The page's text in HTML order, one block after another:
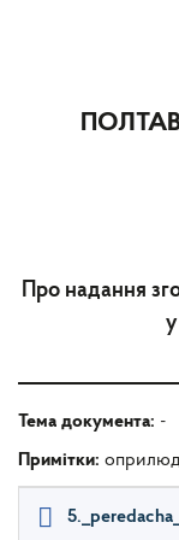
Про надання
Тема документа: -
Примітки: